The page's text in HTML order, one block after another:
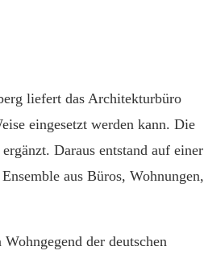
liefert das Architekturbüro
eingesetzt werden kann. Die
Daraus entstand auf einer
aus Büros, Wohnungen,
der deutschen